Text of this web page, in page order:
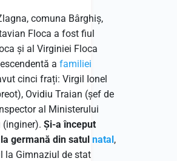
comuna Bârghiș,
Floca a fost fiul
și al Virginiei Floca
a familiei
cinci frați: Virgil Ionel
Ovidiu Traian (șef de
al Ministerului
Și-a început
germană din satul natal,
la Gimnaziul de stat